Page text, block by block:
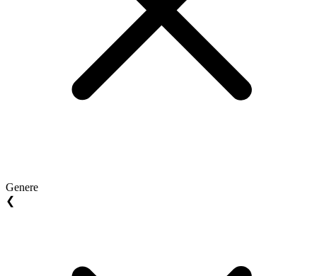
Genere
❮